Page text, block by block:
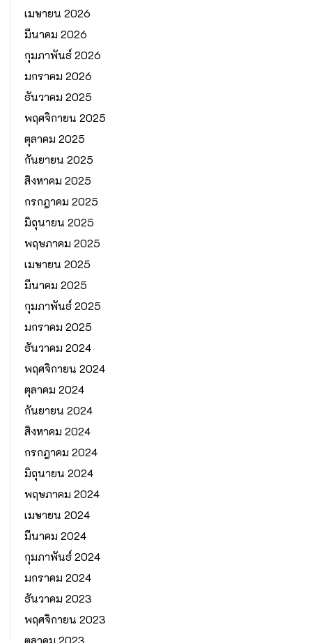
เมษายน 2026
มีนาคม 2026
กุมภาพันธ์ 2026
มกราคม 2026
ธันวาคม 2025
พฤศจิกายน 2025
ตุลาคม 2025
กันยายน 2025
สิงหาคม 2025
กรกฎาคม 2025
มิถุนายน 2025
พฤษภาคม 2025
เมษายน 2025
มีนาคม 2025
กุมภาพันธ์ 2025
มกราคม 2025
ธันวาคม 2024
พฤศจิกายน 2024
ตุลาคม 2024
กันยายน 2024
สิงหาคม 2024
กรกฎาคม 2024
มิถุนายน 2024
พฤษภาคม 2024
เมษายน 2024
มีนาคม 2024
กุมภาพันธ์ 2024
มกราคม 2024
ธันวาคม 2023
พฤศจิกายน 2023